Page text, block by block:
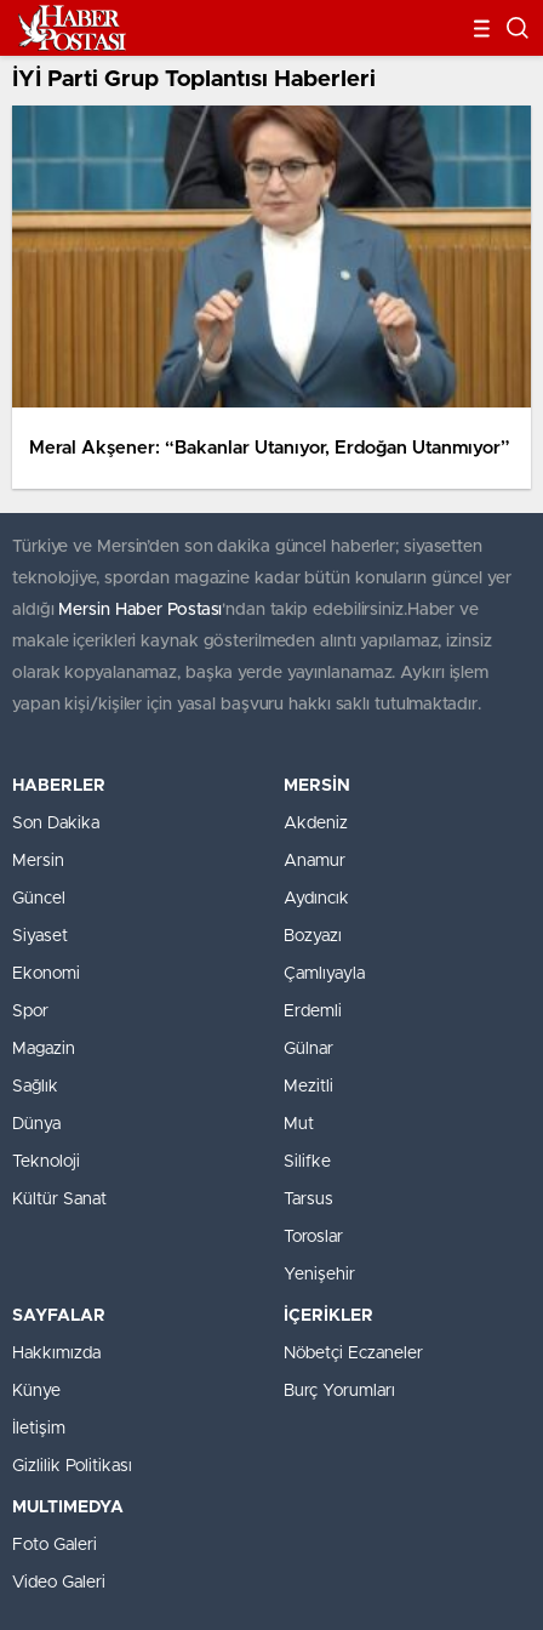
İYİ Parti Grup Toplantısı Haberleri
Meral Akşener: “Bakanlar Utanıyor, Erdoğan Utanmıyor”
Türkiye ve Mersin’den son dakika güncel haberler; siyasetten
teknolojiye, spordan magazine kadar bütün konuların güncel yer
aldığı Mersin Haber Postası'ndan takip edebilirsiniz.Haber ve
makale içerikleri kaynak gösterilmeden alıntı yapılamaz, izinsiz
olarak kopyalanamaz, başka yerde yayınlanamaz. Aykırı işlem
yapan kişi/kişiler için yasal başvuru hakkı saklı tutulmaktadır.
HABERLER
Son Dakika
Mersin
Güncel
Siyaset
Ekonomi
Spor
Magazin
Sağlık
Dünya
Teknoloji
Kültür Sanat
MERSİN
Akdeniz
Anamur
Aydıncık
Bozyazı
Çamlıyayla
Erdemli
Gülnar
Mezitli
Mut
Silifke
Tarsus
Toroslar
Yenişehir
SAYFALAR
Hakkımızda
Künye
İletişim
Gizlilik Politikası
İÇERİKLER
Nöbetçi Eczaneler
Burç Yorumları
MULTIMEDYA
Foto Galeri
Video Galeri